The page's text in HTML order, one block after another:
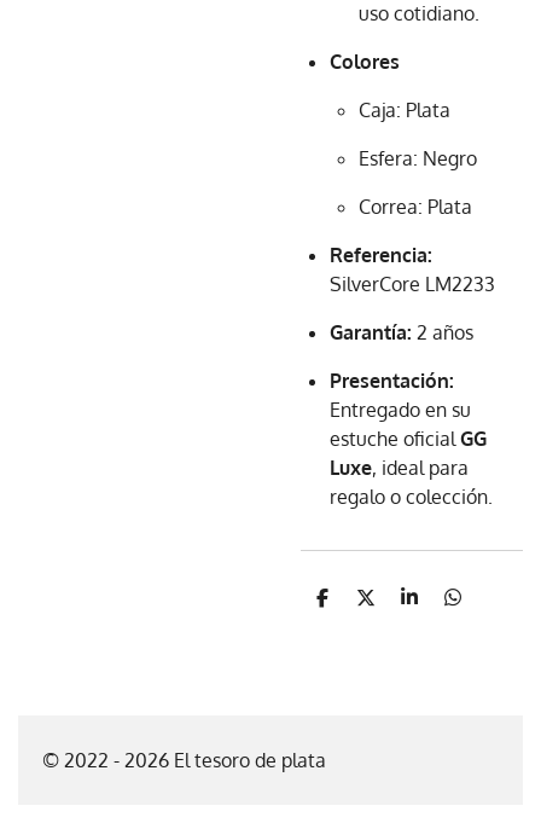
uso cotidiano.
Colores
Caja: Plata
Esfera: Negro
Correa: Plata
Referencia:
SilverCore LM2233
Garantía: 2 años
Presentación:
Entregado en su
estuche oficialGG
Luxe, ideal para
regalo o colección.
C
r
C
C
C
© 2022 - 2026 El tesoro de plata